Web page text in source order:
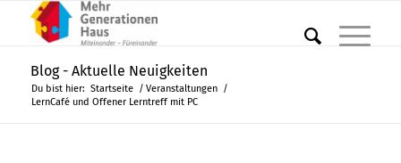
Blog - Aktuelle Neuigkeiten
Du bist hier: Startseite / Veranstaltungen /
LernCafé und Offener Lerntreff mit PC